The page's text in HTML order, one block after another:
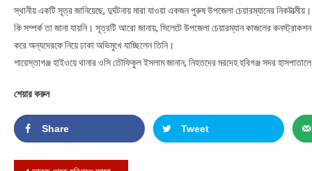
স্থানীয় একটি সূত্র জানিয়েছে, দুর্ঘটনায় মারা যাওয়া একজন পুরুষ উপজেলা চেয়ারম্যানের
কি সম্পর্ক তা জানা যায়নি। সূত্রটি আরো জানায়, সিলেটে উপজেলা চেয়ারম্যান কাজলের
করে অন্যদেরকে নিয়ে ঢাকা অভিমুখে যাচ্ছিলেন তিনি।
শায়েস্তাগঞ্জ হাইওয়ে থানার ওসি তৌফিকুল ইসলাম জানান, নিহতদের মরদেহ হবিগঞ্জ সদর
শেয়ার করুন
Share Tweet